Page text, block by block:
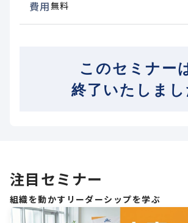
費用 無料
このセミナー
終了いたしまし
注目セミナー
組織を動かすリーダーシップを学ぶ